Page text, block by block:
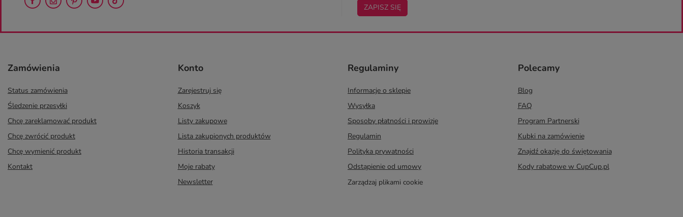
ZAPISZ SIĘ
Zamówienia
Status zamówienia
Śledzenie przesyłki
Chcę zareklamować produkt
Chcę zwrócić produkt
Chcę wymienić produkt
Kontakt
Konto
Zarejestruj się
Koszyk
Listy zakupowe
Lista zakupionych produktów
Historia transakcji
Moje rabaty
Newsletter
Regulaminy
Informacje o sklepie
Wysyłka
Sposoby płatności i prowizje
Regulamin
Polityka prywatności
Odstąpienie od umowy
Zarządzaj plikami cookie
Polecamy
Blog
FAQ
Program Partnerski
Kubki na zamówienie
Znajdź okazję do świętowania
Kody rabatowe w CupCup.pl